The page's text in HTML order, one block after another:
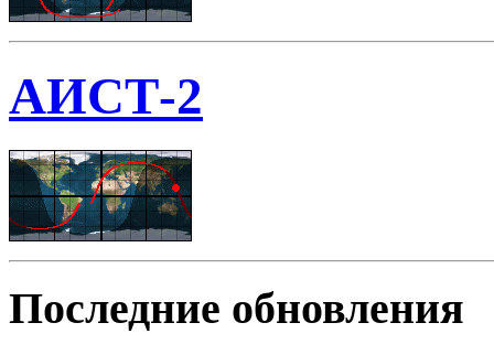
АИСТ-2
Последние обновления